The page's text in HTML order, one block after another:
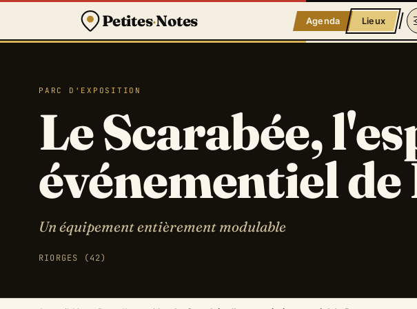
Petites·Notes Agenda Lieux
PARC D'EXPOSITION
Le Scarabée,
événementiel de
Un équipement entièrement modulable
RIORGES (42)